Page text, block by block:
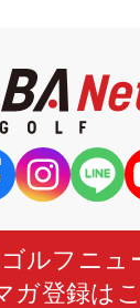
ルフニュ
ガ登録は